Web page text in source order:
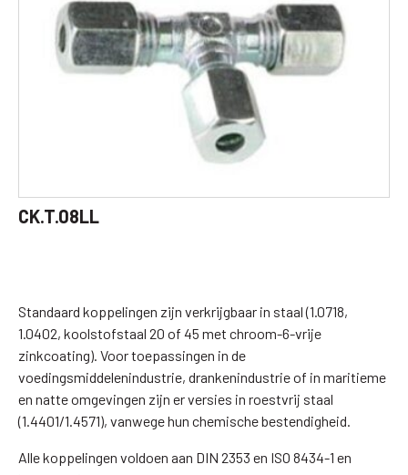
CK.T.08LL
Standaard koppelingen zijn verkrijgbaar in staal (1.0718,
1.0402, koolstofstaal 20 of 45 met chroom-6-vrije
zinkcoating). Voor toepassingen in de
voedingsmiddelenindustrie, drankenindustrie of in maritieme
en natte omgevingen zijn er versies in roestvrij staal
(1.4401/1.4571), vanwege hun chemische bestendigheid.
Alle koppelingen voldoen aan DIN 2353 en ISO 8434-1 en